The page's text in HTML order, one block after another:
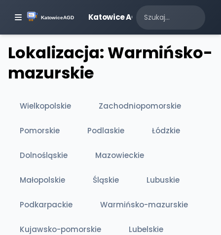
Katowice AGD
Lokalizacja: Warmińsko-
mazurskie
Wielkopolskie Zachodniopomorskie
Pomorskie Podlaskie Łódzkie
Dolnośląskie Mazowieckie
Małopolskie Śląskie Lubuskie
Podkarpackie Warmińsko-mazurskie
Kujawsko-pomorskie Lubelskie